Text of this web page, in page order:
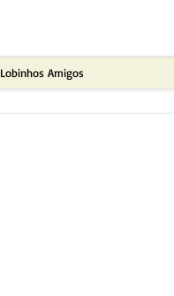
Lobinhos Amigos